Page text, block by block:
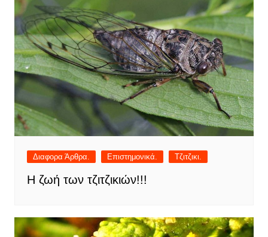
Διαφορα Άρθρα. Επιστημονικά. Τζιτζικι.
Η ζωή των τζιτζικιών!!!